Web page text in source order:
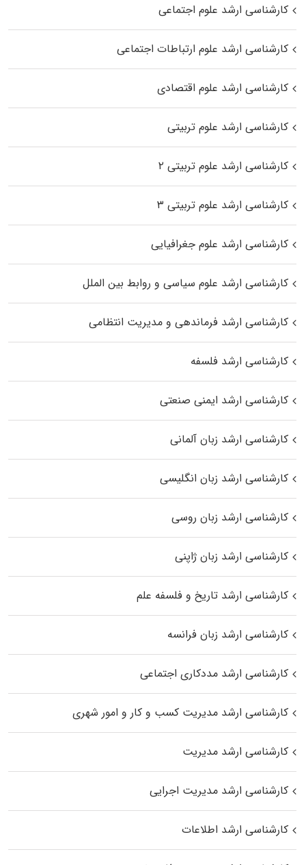
کارشناسی ارشد علوم اجتماعی
کارشناسی ارشد علوم ارتباطات اجتماعی
کارشناسی ارشد علوم اقتصادی
کارشناسی ارشد علوم تربیتی
کارشناسی ارشد علوم تربیتی ۲
کارشناسی ارشد علوم تربیتی ۳
کارشناسی ارشد علوم جغرافیایی
کارشناسی ارشد علوم سیاسی و روابط بین الملل
کارشناسی ارشد فرماندهی و مدیریت انتظامی
کارشناسی ارشد فلسفه
کارشناسی ارشد ایمنی صنعتی
کارشناسی ارشد زبان آلمانی
کارشناسی ارشد زبان انگلیسی
کارشناسی ارشد زبان روسی
کارشناسی ارشد زبان ژاپنی
کارشناسی ارشد تاریخ و فلسفه علم
کارشناسی ارشد زبان فرانسه
کارشناسی ارشد مددکاری اجتماعی
کارشناسی ارشد مدیریت کسب و کار و امور شهری
کارشناسی ارشد مدیریت
کارشناسی ارشد مدیریت اجرایی
کارشناسی ارشد اطلاعات